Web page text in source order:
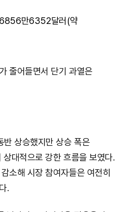
만6352달러(약
줄어들면서 단기 과열은
반 상승했지만 상승 폭은
대적으로 강한 흐름을 보였다.
소해 시장 참여자들은 여전히
.